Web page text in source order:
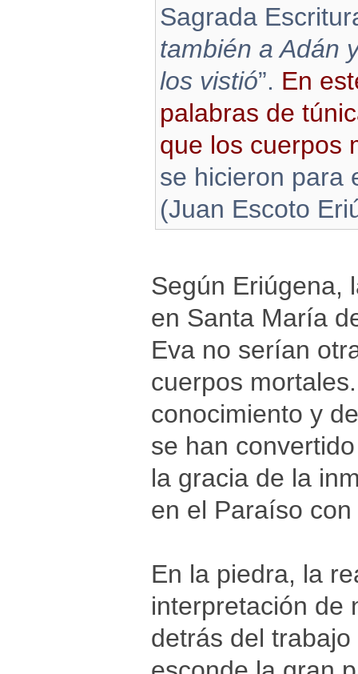
Sagrada
también a Adán
los vistió”. En
palabras de
que los cuerpos
se hicieron para
(Juan Escoto
Según Eriúgena,
en Santa María
Eva no serían
cuerpos
conocimiento y
se han
la gracia de la
en el Paraíso
En la piedra, la
interpretación de
detrás del